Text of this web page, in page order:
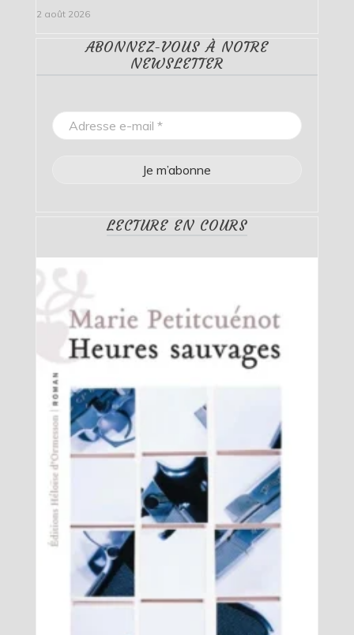
2 août 2026
ABONNEZ-VOUS À NOTRE
NEWSLETTER
LECTURE EN COURS